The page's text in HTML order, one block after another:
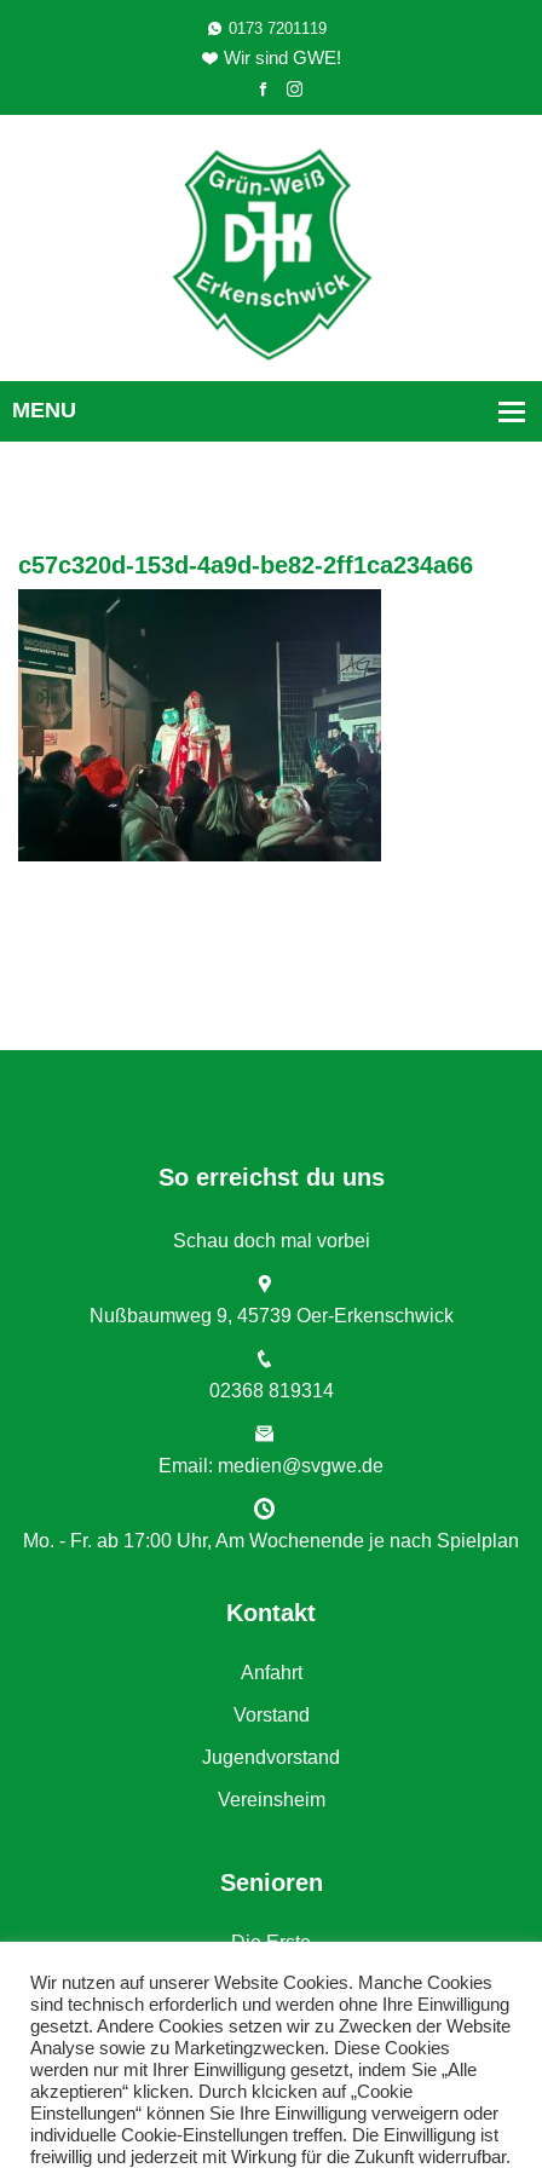
0173 7201119
Wir sind GWE!
c57c320d-153d-4a9d-be82-2ff1ca234a66
So erreichst du uns
Schau doch mal vorbei
Nußbaumweg 9, 45739 Oer-Erkenschwick
02368 819314
Email: medien@svgwe.de
Mo. - Fr. ab 17:00 Uhr, Am Wochenende je nach Spielplan
Kontakt
Anfahrt
Vorstand
Jugendvorstand
Vereinsheim
Senioren
Die Erste
Die Zweite
Alte Herren
Wir nutzen auf unserer Website Cookies. Manche Cookies
sind technisch erforderlich und werden ohne Ihre Einwilligung
gesetzt. Andere Cookies setzen wir zu Zwecken der Website
Analyse sowie zu Marketingzwecken. Diese Cookies
werden nur mit Ihrer Einwilligung gesetzt, indem Sie „Alle
akzeptieren“ klicken. Durch klcicken auf „Cookie
Einstellungen“ können Sie Ihre Einwilligung verweigern oder
individuelle Cookie-Einstellungen treffen. Die Einwilligung ist
freiwillig und jederzeit mit Wirkung für die Zukunft widerrufbar.